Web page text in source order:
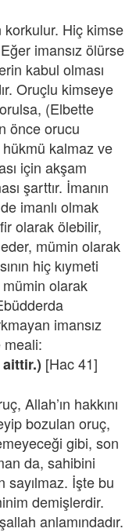
korkulur. Hiç kimse
imansız ölürse
kabul olması
Oruçlu kimseye
(Elbette
önce orucu
kalmaz ve
için akşam
şarttır. İmanın
imanlı olmak
olarak ölebilir,
mümin olarak
hiç kıymeti
mümin olarak
imansız
[Hac 41]
Allah’ın hakkını
bozulan oruç,
gibi, son
da, sahibini
sayılmaz. İşte bu
demişlerdir.
anlamındadır.